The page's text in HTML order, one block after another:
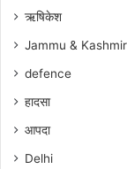
ऋषिकेश
Jammu & Kashmir
defence
हादसा
आपदा
Delhi